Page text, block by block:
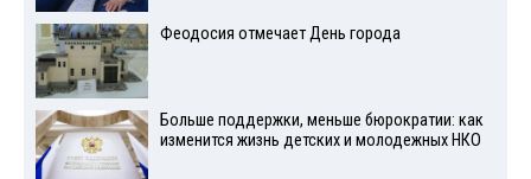
Феодосия отмечает День города
Больше поддержки, меньше бюрократии: как
изменится жизнь детских и молодежных НКО